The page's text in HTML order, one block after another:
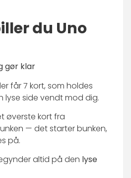
du Uno
gør klar
får 7 kort, som holdes
lyse side vendt mod dig.
øverste kort fra
— det starter bunken,
på.
altid på den lyse